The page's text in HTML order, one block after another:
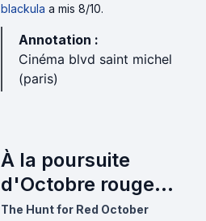
blackula a mis 8/10.
Annotation :
Cinéma blvd saint michel
(paris)
À la poursuite
d'Octobre rouge
(1990)
The Hunt for Red October